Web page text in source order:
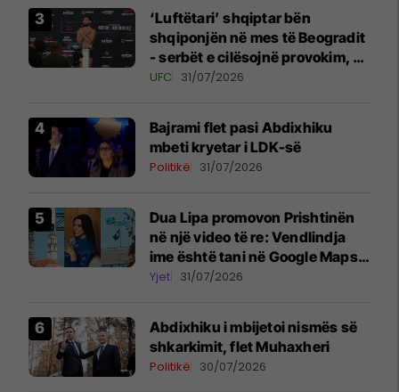
‘Luftëtari’ shqiptar bën
shqiponjën në mes të Beogradit
- serbët e cilësojnë provokim, ai
e cilëson simbol të identitetit
UFC 31/07/2026
Bajrami flet pasi Abdixhiku
mbeti kryetar i LDK-së
Politikë 31/07/2026
Dua Lipa promovon Prishtinën
në një video të re: Vendlindja
ime është tani në Google Maps
Street View
Yjet 31/07/2026
Abdixhiku i mbijetoi nismës së
shkarkimit, flet Muhaxheri
Politikë 30/07/2026